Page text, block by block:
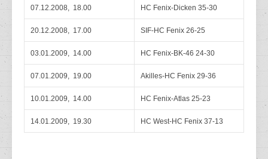
07.12.2008, 18.00 HC Fenix-Dicken 35-30
20.12.2008, 17.00 SIF-HC Fenix 26-25
03.01.2009, 14.00 HC Fenix-BK-46 24-30
07.01.2009, 19.00 Akilles-HC Fenix 29-36
10.01.2009, 14.00 HC Fenix-Atlas 25-23
14.01.2009, 19.30 HC West-HC Fenix 37-13